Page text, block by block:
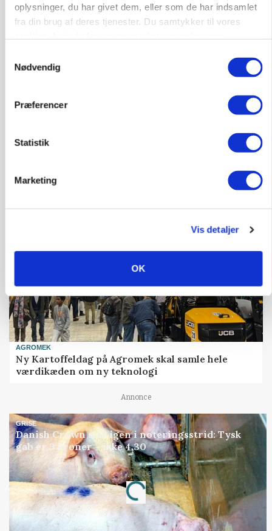
oplysninger, du har givet dem, eller som de har indsamlet
fra din brug af deres tjenester. Du samtykker til vores
Nødvendig
Præferencer
Statistik
Marketing
Vis detaljer
OK
Fredning binder landmands jord – kommunen
AGROMEK
Ny Kartoffeldag på Agromek skal samle hele
værdikæden om ny teknologi
Annonce
GRISE
Danish Crown slår igen i noteringsstrid: Tysk
gab er 3 kroner – ikke 4,30
Annonce
Loading...